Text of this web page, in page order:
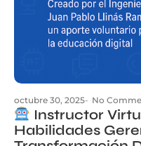
octubre 30, 2025- No
Instructor
Habilidades